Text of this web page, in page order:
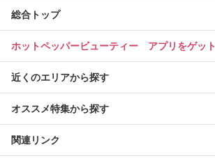
総合トップ
ホットペッパービューティー アプリをゲット
近くのエリアから探す
オススメ特集から探す
関連リンク